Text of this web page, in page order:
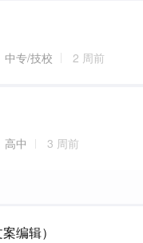
中专/技校 2 周前
高中 3 周前
编辑）